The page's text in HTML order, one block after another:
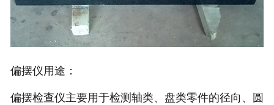
偏摆仪用途：
偏摆检查仪主要用于检测轴类、盘类零件的径向、圆